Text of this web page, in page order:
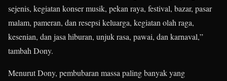
sejenis, kegiatan konser musik, pekan raya, festival, bazar, pasar
malam, pameran, dan resepsi keluarga, kegiatan olah raga,
kesenian, dan jasa hiburan, unjuk rasa, pawai, dan karnaval,”
tambah Dony.
Menurut Dony, pembubaran massa paling banyak yang